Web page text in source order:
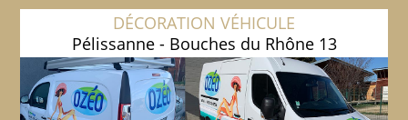
DÉCORATION VÉHICULE
Pélissanne - Bouches du Rhône 13